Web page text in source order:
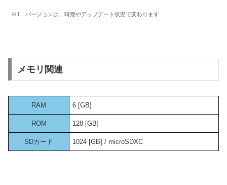
※1 バージョンは、時期やアップデート状況で変わります
メモリ関連
RAM 6 [GB]
ROM 128 [GB]
SDカード 1024 [GB] / microSDXC